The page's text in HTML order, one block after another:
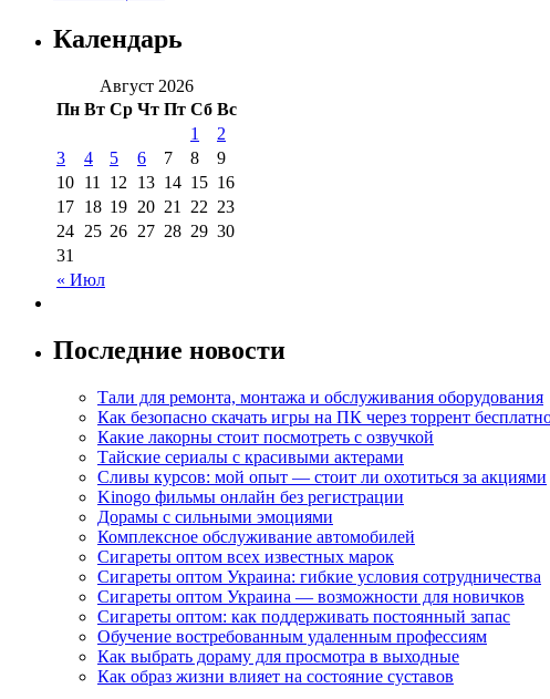
Календарь
Август 2026
Пн Вт Ср Чт Пт Сб Вс
« Июл
1
2
3
4 5 6 7 8
9
10 11 12 13 14 15 16
17 18 19 20 21 22 23
24 25 26 27 28 29 30
31
Последние новости
Тали для ремонта, монтажа и обслуживания оборудования
Как безопасно скачать игры на ПК через торрент
Какие лакорны стоит посмотреть с озвучкой
Тайские сериалы с красивыми актерами
Сливы курсов: мой опыт — стоит ли охотиться за акциями
Kinogo фильмы онлайн без регистрации
Дорамы с сильными эмоциями
Комплексное обслуживание автомобилей
Сигареты оптом всех известных марок
Сигареты оптом Украина: гибкие условия сотрудничества
Сигареты оптом Украина — возможности для новичков
Сигареты оптом: как поддерживать постоянный запас
Обучение востребованным удаленным профессиям
Как выбрать дораму для просмотра в выходные
Как образ жизни влияет на состояние суставов